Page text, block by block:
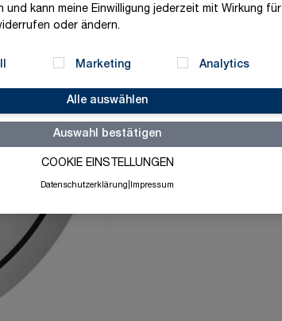
und kann meine Einwilligung jederzeit mit Wirkung für
oder ändern.
Marketing Analytics
Alle auswählen
Auswahl bestätigen
COOKIE EINSTELLUNGEN
Datenschutzerklärung Impressum
Menge